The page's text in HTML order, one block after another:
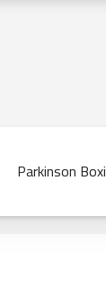
Parkinson